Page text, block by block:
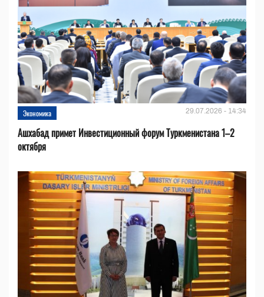
Экономика 29.07.2026 - 14:34
Ашхабад примет Инвестиционный форум Туркменистана 1–2
октября